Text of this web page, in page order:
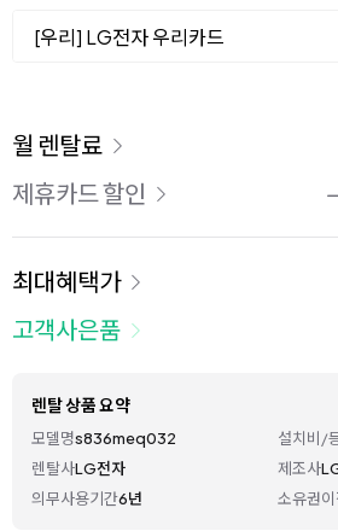
[우리] LG전자 우리카드
이용 요금
월 렌탈료
제휴카드 할인
최대혜택가
고객사은품
렌탈 상품 요약
모델명s836meq032 설치비/
렌탈사LG전자 제조사
의무사용기간6년 소유권이